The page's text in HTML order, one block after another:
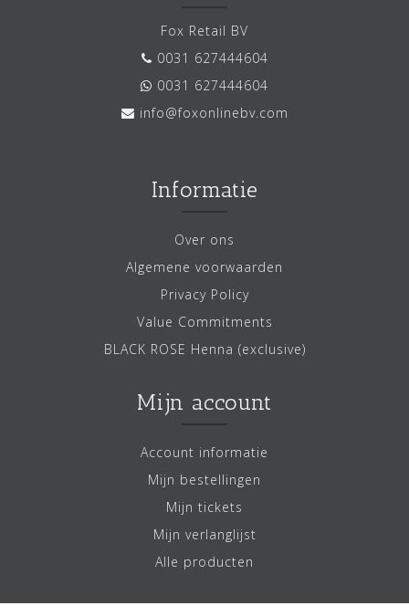
Fox Retail BV
0031 627444604
0031 627444604
info@foxonlinebv.com
Informatie
Over ons
Algemene voorwaarden
Privacy Policy
Value Commitments
BLACK ROSE Henna (exclusive)
Mijn account
Account informatie
Mijn bestellingen
Mijn tickets
Mijn verlanglijst
Alle producten